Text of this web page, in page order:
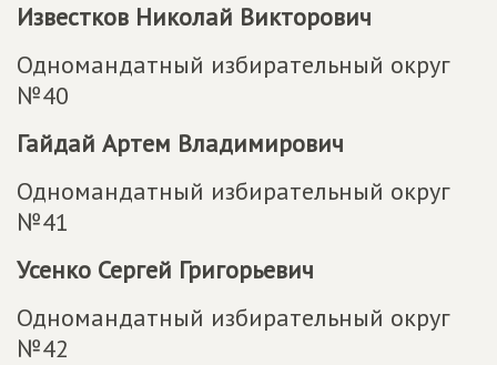
Известков Николай Викторович
Одномандатный избирательный округ
№40
Гайдай Артем Владимирович
Одномандатный избирательный округ
№41
Усенко Сергей Григорьевич
Одномандатный избирательный округ
№42